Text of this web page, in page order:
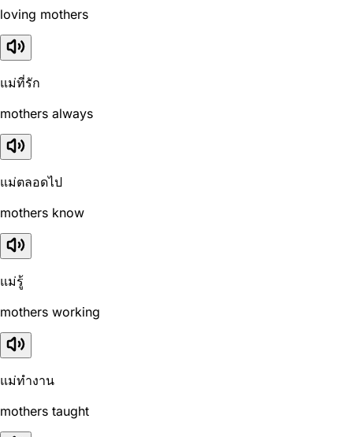
loving mothers
แม่ที่รัก
mothers always
แม่ตลอดไป
mothers know
แม่รู้
mothers working
แม่ทำงาน
mothers taught